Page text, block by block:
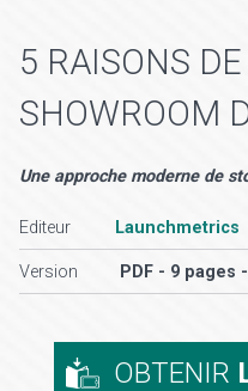
5 RAISONS
SHOWROOM
Une approche moderne de
Editeur Launchmetrics
Version PDF - 9 pages
OBTENIR